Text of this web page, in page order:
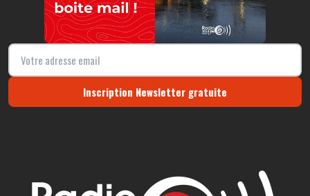
Inscription Newsletter gratuite